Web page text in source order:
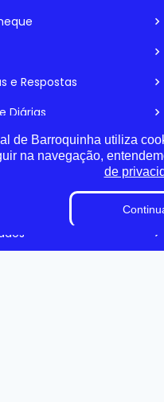
e Respostas
Diárias
Contrato
de Satisfação
de Barroquinha utiliza
na navegação,
de